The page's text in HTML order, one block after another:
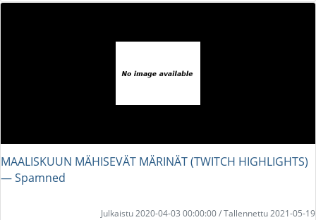
MAALISKUUN MÄHISEVÄT MÄRINÄT (TWITCH HIGHLIGHTS)
― Spamned
Julkaistu 2020-04-03 00:00:00 / Tallennettu 2021-05-19